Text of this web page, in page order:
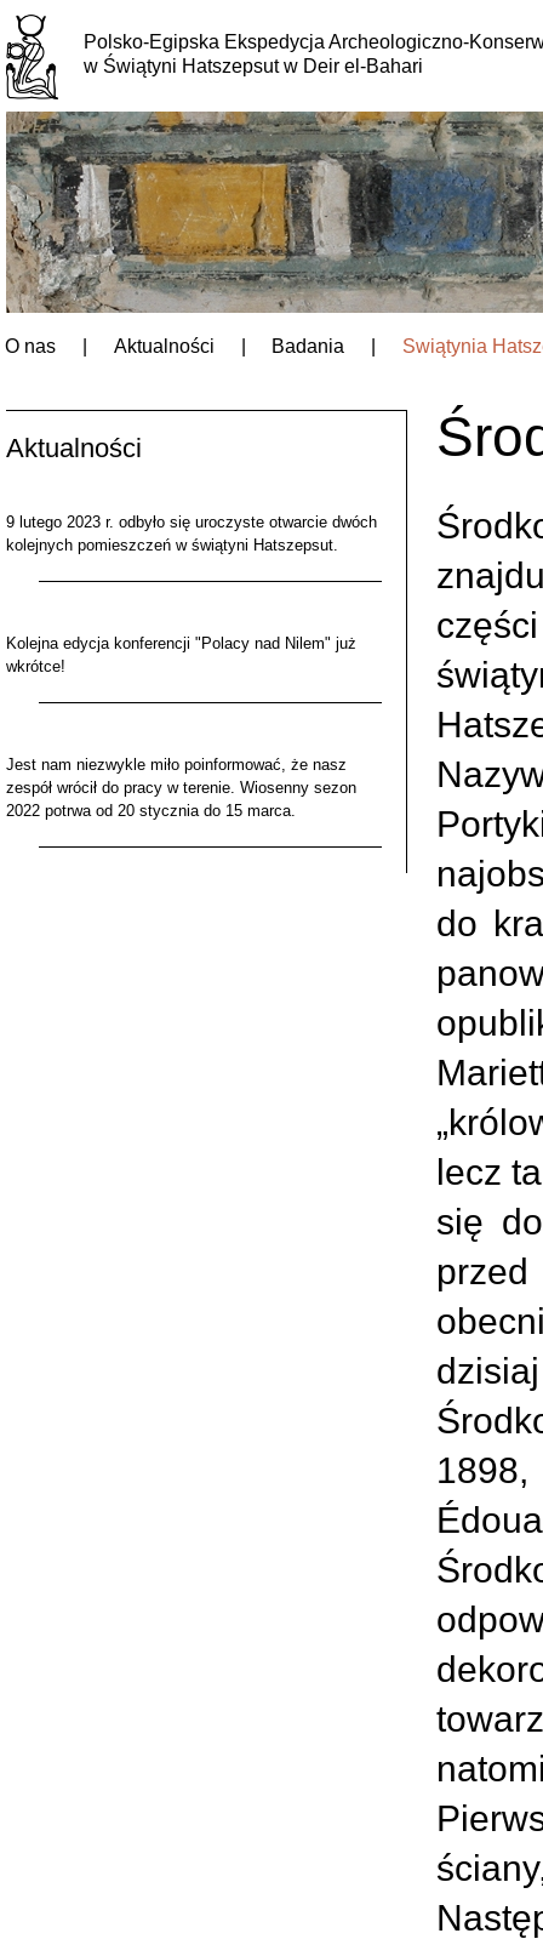
Polsko-Egipska Ekspedycja Archeologiczno-
w Świątyni Hatszepsut w Deir el-Bahari
O nas Aktualności Badania
Świątynia
Aktualności
9 lutego 2023 r. odbyło się uroczyste otwarcie dwóch
kolejnych pomieszczeń w świątyni Hatszepsut.
Kolejna edycja konferencji "Polacy nad Nilem" już
wkrótce!
Jest nam niezwykle miło poinformować, że nasz
zespół wrócił do pracy w terenie. Wiosenny sezon
2022 potrwa od 20 stycznia do 15 marca.
do
lecz
się
przed